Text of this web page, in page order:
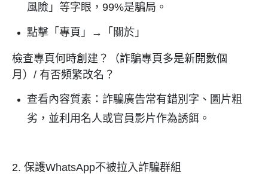
風險」等字眼， 99%是騙局。
點擊「專頁」→「關於」
檢查專頁何時創建？（詐騙專頁多是新開數個
月） / 有否頻繁改名？
查看內容質素：詐騙廣告常有錯別字、圖片粗
劣，並利用名人或官員影片作為誘餌。
2. 保護WhatsApp不被拉入詐騙群組